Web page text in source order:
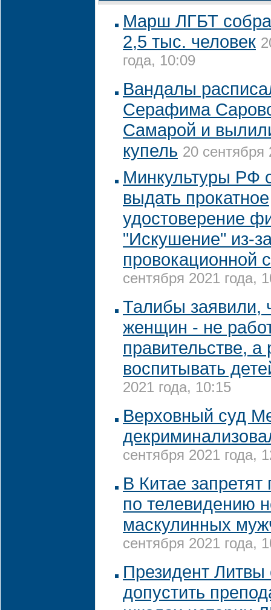
Марш ЛГБТ
2,5 тыс. человек
года, 10:09
Вандалы
Серафима
Самарой и
купель 20 сентября
Минкультуры РФ
выдать прокатное
удостоверение
"Искушение" из-
провокационной
сентября 2021 года,
Талибы заявили,
женщин - не
правительстве, а
воспитывать
2021 года, 10:15
Верховный суд
сентября 2021 года,
В Китае запретят
по телевидению
маскулинных
сентября 2021 года,
Президент
допустить